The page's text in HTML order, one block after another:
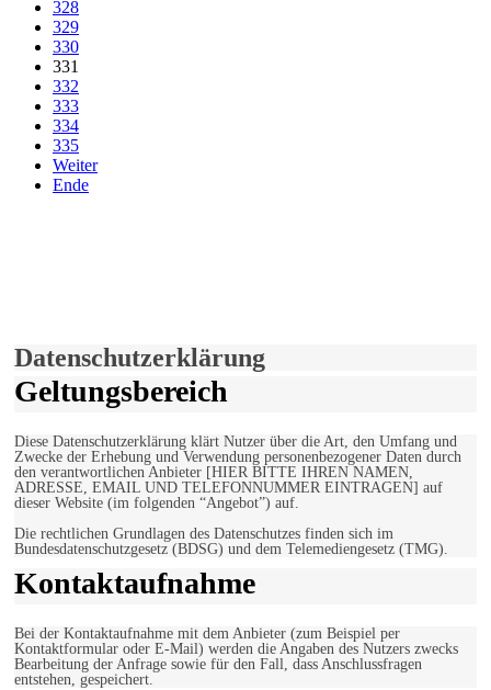
328
329
330
331
332
333
334
335
Weiter
Ende
Datenschutzerklärung
Geltungsbereich
Diese Datenschutzerklärung klärt Nutzer über die Art, den Umfang und
Zwecke der Erhebung und Verwendung personenbezogener Daten durch
den verantwortlichen Anbieter [HIER BITTE IHREN NAMEN,
ADRESSE, EMAIL UND TELEFONNUMMER EINTRAGEN] auf
dieser Website (im folgenden “Angebot”) auf.
Die rechtlichen Grundlagen des Datenschutzes finden sich im
Bundesdatenschutzgesetz (BDSG) und dem Telemediengesetz (TMG).
Kontaktaufnahme
Bei der Kontaktaufnahme mit dem Anbieter (zum Beispiel per
Kontaktformular oder E-Mail) werden die Angaben des Nutzers zwecks
Bearbeitung der Anfrage sowie für den Fall, dass Anschlussfragen
entstehen, gespeichert.